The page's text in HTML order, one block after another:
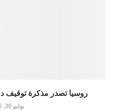
روسيا تصدر مذكرة توقيف
يوليو 30, 2026